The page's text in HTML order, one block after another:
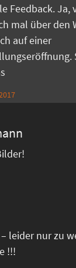
Feedback. Ja,
mal über den
auf einer
leider nur zu
!!!